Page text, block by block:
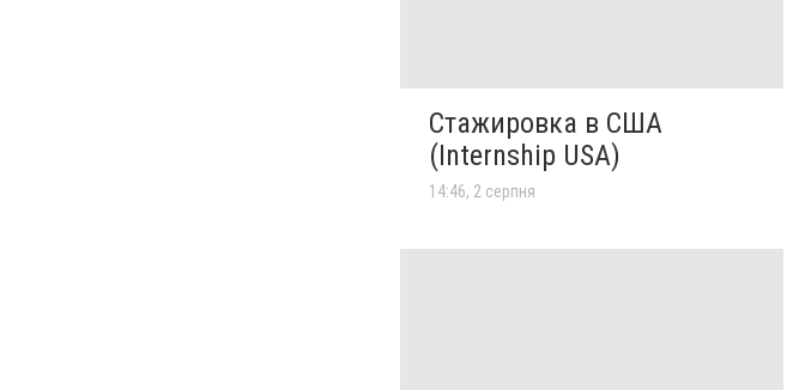
Стажировка в США
(Internship USA)
14:46, 2 серпня